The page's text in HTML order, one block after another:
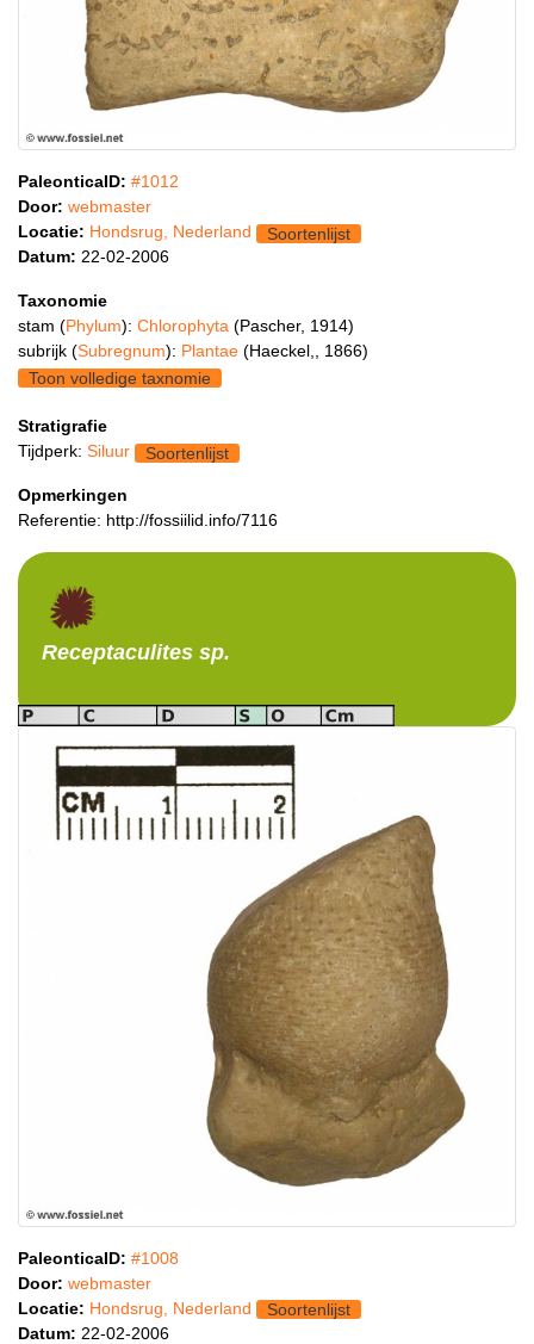
PaleonticaID: #1012
Door: webmaster
Locatie: Hondsrug, Nederland
Soortenlijst
Datum: 22-02-2006
Taxonomie
stam (Phylum): Chlorophyta (Pascher, 1914)
subrijk (Subregnum): Plantae (Haeckel,, 1866)
Toon volledige taxnomie
Stratigrafie
Tijdperk: Siluur Soortenlijst
Opmerkingen
Referentie: http://fossiilid.info/7116
Receptaculites sp.
PaleonticaID: #1008
Door: webmaster
Locatie: Hondsrug, Nederland
Soortenlijst
Datum: 22-02-2006